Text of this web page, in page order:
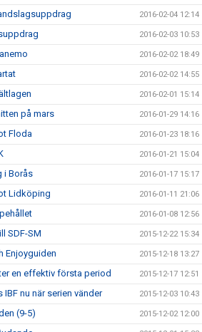
2016-02-04 12:14
2016-02-03 10:53
2016-02-02 18:49
2016-02-02 14:55
2016-02-01 15:14
på mars 2016-01-29 14:16
Floda 2016-01-23 18:16
2016-01-21 15:04
i Borås 2016-01-17 15:17
Lidköping 2016-01-11 21:06
2016-01-08 12:56
SDF-SM 2015-12-22 15:34
Enjoyguiden 2015-12-18 13:27
en effektiv första period 2015-12-17 12:51
nu när serien vänder 2015-12-03 10:43
(9-5) 2015-12-02 12:00